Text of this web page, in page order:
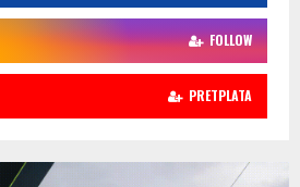
FOLLOW
PRETPLATA